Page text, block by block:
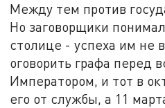
Между тем против
Но заговорщики
столице - успеха им не
оговорить графа перед
Императором, и тот в
его от службы, а 11